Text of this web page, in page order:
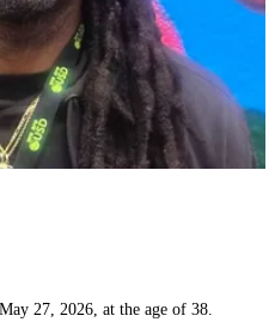
27, 2026, at the age of 38.